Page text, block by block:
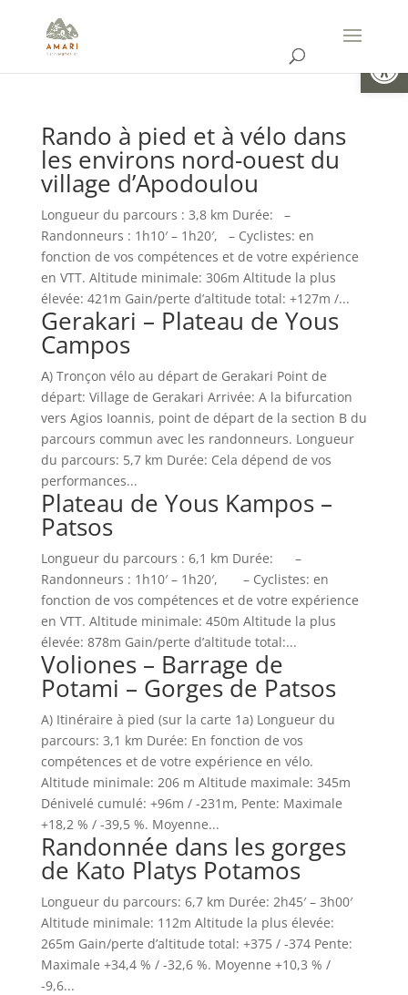
Rando à pied et à vélo dans
les environs nord-ouest du
village d’Apodoulou
Longueur du parcours : 3,8 km Durée: –
Randonneurs : 1h10′ – 1h20′, – Cyclistes: en
fonction de vos compétences et de votre expérience
en VTT. Altitude minimale: 306m Altitude la plus
élevée: 421m Gain/perte d’altitude total: +127m /...
Gerakari – Plateau de Yous
Campos
Α) Tronçon vélo au départ de Gerakari Point de
départ: Village de Gerakari Arrivée: A la bifurcation
vers Agios Ioannis, point de départ de la section B du
parcours commun avec les randonneurs. Longueur
du parcours: 5,7 km Durée: Cela dépend de vos
performances...
Plateau de Yous Kampos –
Patsos
Longueur du parcours : 6,1 km Durée: –
Randonneurs : 1h10′ – 1h20′, – Cyclistes: en
fonction de vos compétences et de votre expérience
en VTT. Altitude minimale: 450m Altitude la plus
élevée: 878m Gain/perte d’altitude total:...
Voliones – Barrage de
Potami – Gorges de Patsos
A) Itinéraire à pied (sur la carte 1a) Longueur du
parcours: 3,1 km Durée: En fonction de vos
compétences et de votre expérience en vélo.
Altitude minimale: 206 m Altitude maximale: 345m
Dénivelé cumulé: +96m / -231m, Pente: Maximale
+18,2 % / -39,5 %. Moyenne...
Randonnée dans les gorges
de Kato Platys Potamos
Longueur du parcours: 6,7 km Durée: 2h45′ – 3h00′
Altitude minimale: 112m Altitude la plus élevée:
265m Gain/perte d’altitude total: +375 / -374 Pente:
Maximale +34,4 % / -32,6 %. Moyenne +10,3 % /
-9,6...